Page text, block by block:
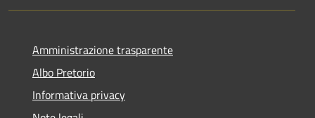
Amministrazione trasparente
Albo Pretorio
Informativa privacy